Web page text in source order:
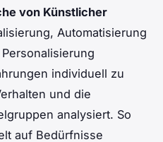
von Künstlicher
Automatisierung
individuell zu
und die
analysiert. So
auf Bedürfnisse